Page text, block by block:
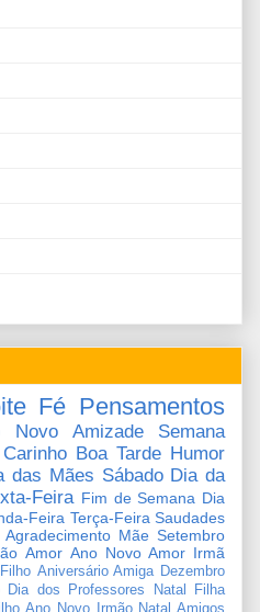
Fé Pensamentos
Novo Amizade
Semana
Carinho Boa Tarde Humor
das Mães Sábado Dia da
Feira Fim de Semana Dia
Feira Terça-Feira Saudades
Agradecimento Mãe Setembro
Amor Ano Novo Amor Irmã
Filho Aniversário Amiga Dezembro
Dia dos Professores
Natal Filha
Ano Novo Irmão Natal Amigos